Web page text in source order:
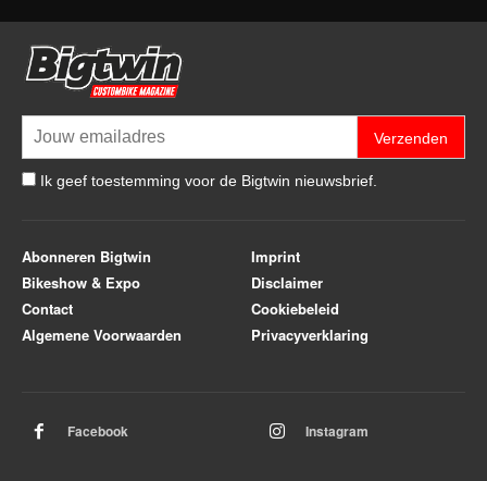
Verzenden
Ik geef toestemming voor de Bigtwin nieuwsbrief.
Abonneren Bigtwin
Bikeshow & Expo
Contact
Algemene Voorwaarden
Imprint
Disclaimer
Cookiebeleid
Privacyverklaring
Facebook Instagram